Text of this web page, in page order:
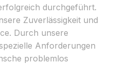
durchgeführt.
Zuverlässigkeit und
Durch unsere
Anforderungen
problemlos